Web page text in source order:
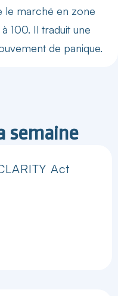
le marché en zone
100. Il traduit une
de panique.
semaine
Act